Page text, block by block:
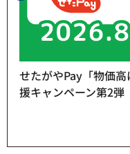
せたがやPay「物価
援キャンペーン第2弾